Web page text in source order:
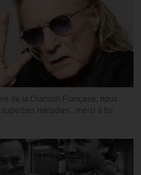
de la Chanson Française, nous
superbes mélodies…merci à toi